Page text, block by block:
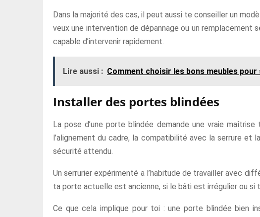
Dans la majorité des cas, il peut aussi te conseiller un
veux une intervention de dépannage ou un remplacement
capable d’intervenir rapidement.
Lire aussi : Comment choisir les bons meubles
Installer des portes blindées
La pose d’une porte blindée demande une vraie
l’alignement du cadre, la compatibilité avec la serrure et
sécurité attendu.
Un serrurier expérimenté a l’habitude de travailler avec
ta porte actuelle est ancienne, si le bâti est irrégulier ou si
Ce que cela implique pour toi : une porte blindée bien